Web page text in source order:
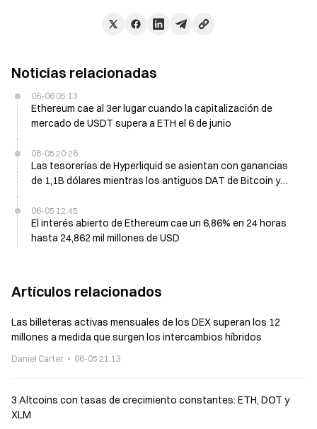
Noticias relacionadas
06-06 05:13
Ethereum cae al 3er lugar cuando la capitalización de
mercado de USDT supera a ETH el 6 de junio
06-05 20:26
Las tesorerías de Hyperliquid se asientan con ganancias
de 1,1B dólares mientras los antiguos DAT de Bitcoin y
06-05 12:45
El interés abierto de Ethereum cae un 6,86% en 24 horas
hasta 24,862 mil millones de USD
Artículos relacionados
Las billeteras activas mensuales de los DEX superan los 12
millones a medida que surgen los intercambios híbridos
Daniel Carter 06-05 21:13
3 Altcoins con tasas de crecimiento constantes: ETH, DOT y
XLM